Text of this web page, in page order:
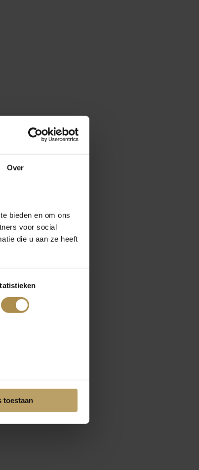
Over
bieden en om ons
voor social
die u aan ze heeft
toestaan